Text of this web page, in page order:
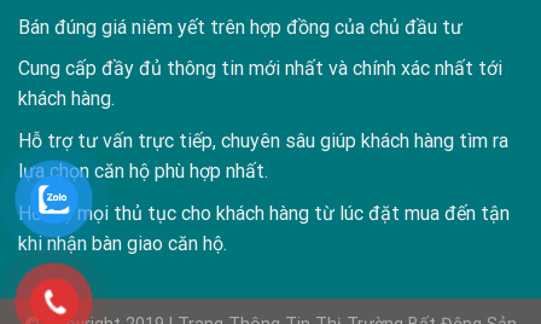
Bán đúng giá niêm yết trên hợp đồng của chủ đầu tư
Cung cấp đầy đủ thông tin mới nhất và chính xác nhất tới
khách hàng.
Hỗ trợ tư vấn trực tiếp, chuyên sâu giúp khách hàng tìm ra
lựa chọn căn hộ phù hợp nhất.
Hỗ trợ mọi thủ tục cho khách hàng từ lúc đặt mua đến tận
khi nhận bàn giao căn hộ.